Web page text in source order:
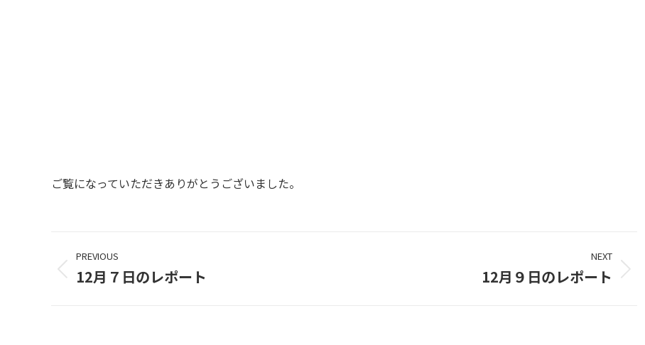
ご覧になっていただきありがとうございました。
Project
navigation
PREVIOUS
Previous
12月７日のレポート
NEXT
12月９日のレポート